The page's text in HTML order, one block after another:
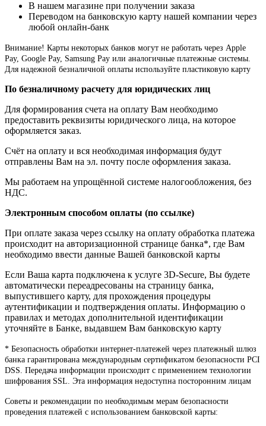
В нашем магазине при получении заказа
Переводом на банковскую карту нашей компании через
любой онлайн-банк
Внимание! Карты некоторых банков могут не работать через Apple
Pay, Google Pay, Samsung Pay или аналогичные платежные системы.
Для надежной безналичной оплаты используйте пластиковую карту
По безналичному расчету для юридических лиц
Для формирования счета на оплату Вам необходимо
предоставить реквизиты юридического лица, на которое
оформляется заказ.
Счёт на оплату и вся необходимая информация будут
отправлены Вам на эл. почту после оформления заказа.
Мы работаем на упрощённой системе налогообложения, без
НДС.
Электронным способом оплаты (по ссылке)
При оплате заказа через ссылку на оплату обработка платежа
происходит на авторизационной странице банка*, где Вам
необходимо ввести данные Вашей банковской карты
Если Ваша карта подключена к услуге 3D-Secure, Вы будете
автоматически переадресованы на страницу банка,
выпустившего карту, для прохождения процедуры
аутентификации и подтверждения оплаты. Информацию о
правилах и методах дополнительной идентификации
уточняйте в Банке, выдавшем Вам банковскую карту
* Безопасность обработки интернет-платежей через платежный шлюз
банка гарантирована международным сертификатом безопасности PCI
DSS. Передача информации происходит с применением технологии
шифрования SSL. Эта информация недоступна посторонним лицам
Советы и рекомендации по необходимым мерам безопасности
проведения платежей с использованием банковской карты: